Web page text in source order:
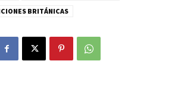
BRITÁNICAS